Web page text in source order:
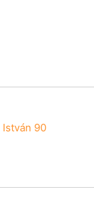
István 90